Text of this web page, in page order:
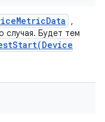
MetricData
,
случая. Будет тем
Device